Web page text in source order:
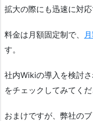
拡大の際にも迅速に対応
料金は月額固定制で、
す。
社内Wikiの導入を検討
をチェックしてみてくだ
おまけですが、弊社の